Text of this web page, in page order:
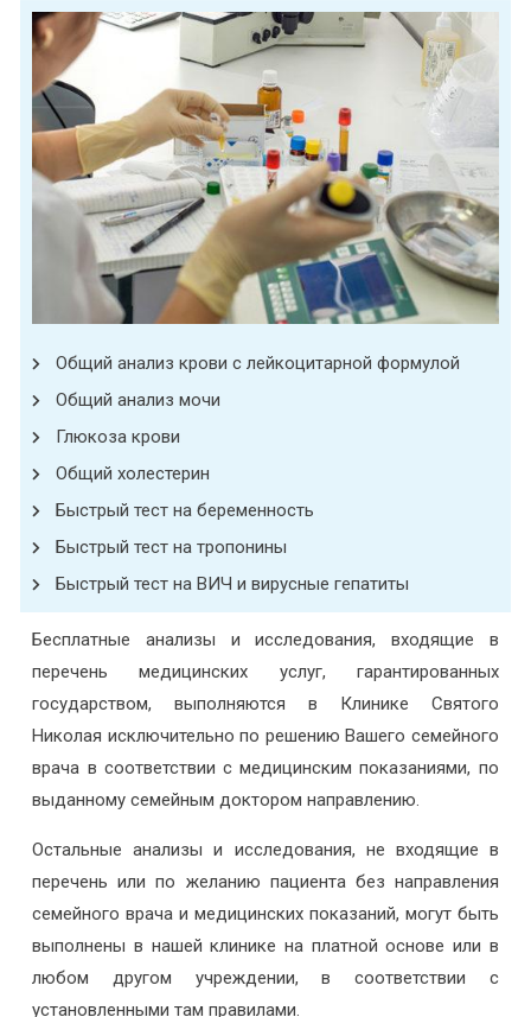
Общий анализ крови с лейкоцитарной формулой
Общий анализ мочи
Глюкоза крови
Общий холестерин
Быстрый тест на беременность
Быстрый тест на тропонины
Быстрый тест на ВИЧ и вирусные гепатиты
Бесплатные анализы и исследования, входящие в
перечень медицинских услуг, гарантированных
государством, выполняются в Клинике Святого
Николая исключительно по решению Вашего семейного
врача в соответствии с медицинским показаниями, по
выданному семейным доктором направлению.
Остальные анализы и исследования, не входящие в
перечень или по желанию пациента без направления
семейного врача и медицинских показаний, могут быть
выполнены в нашей клинике на платной основе или в
любом другом учреждении, в соответствии с
установленными там правилами.